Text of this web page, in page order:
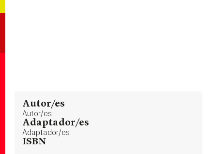
Autor/es
Autor/es
Adaptador/es
Adaptador/es
ISBN